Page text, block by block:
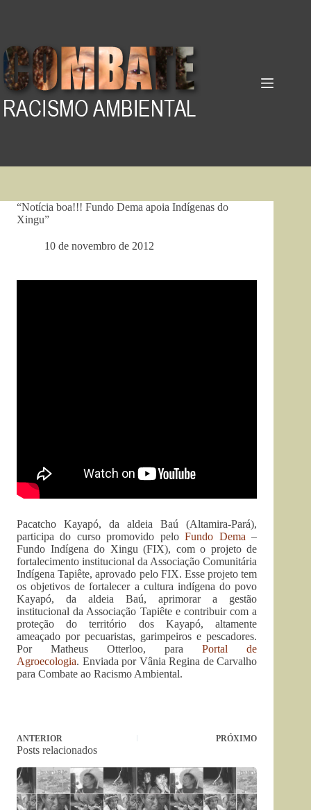
“Notícia boa!!! Fundo Dema apoia Indígenas do
Xingu”
10 de novembro de 2012
Pacatcho Kayapó, da aldeia Baú (Altamira-Pará),
participa do curso promovido peloFundo Dema –
Fundo Indígena do Xingu (FIX), com o projeto de
fortalecimento institucional da Associação Comunitária
Indígena Tapiête, aprovado pelo FIX. Esse projeto tem
os objetivos de fortalecer a cultura indígena do povo
Kayapó, da aldeia Baú, aprimorar a gestão
institucional da Associação Tapiête e contribuir com a
proteção do território dos Kayapó, altamente
ameaçado por pecuaristas, garimpeiros e pescadores.
Por Matheus Otterloo, paraPortal de
Agroecologia. Enviada por Vânia Regina de Carvalho
para Combate ao Racismo Ambiental.
ANTERIOR PRÓXIMO
Posts relacionados